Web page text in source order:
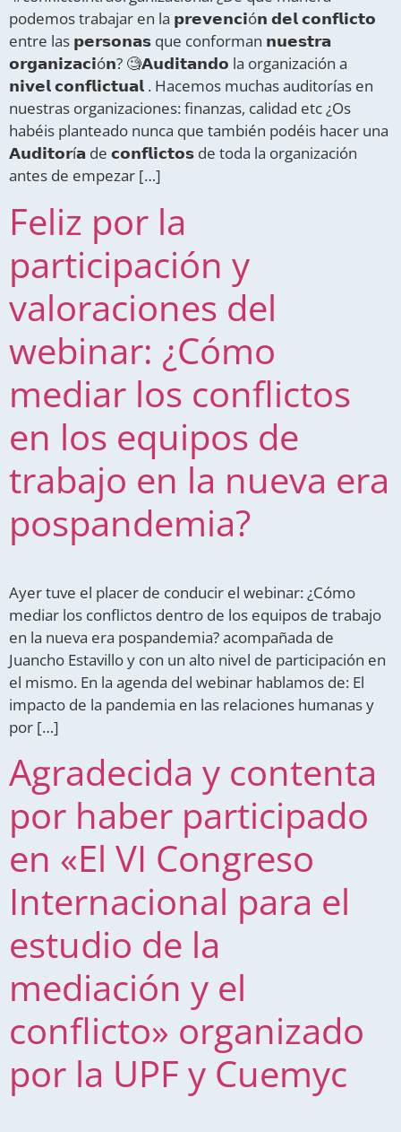
podemos trabajar en la 𝗽𝗿𝗲𝘃𝗲𝗻𝗰𝗶ó𝗻 𝗱𝗲𝗹 𝗰𝗼𝗻𝗳𝗹𝗶𝗰𝘁𝗼
entre las 𝗽𝗲𝗿𝘀𝗼𝗻𝗮𝘀 que conforman 𝗻𝘂𝗲𝘀𝘁𝗿𝗮
𝗼𝗿𝗴𝗮𝗻𝗶𝘇𝗮𝗰𝗶ó𝗻? 🧐𝗔𝘂𝗱𝗶𝘁𝗮𝗻𝗱𝗼 la organización a
𝗻𝗶𝘃𝗲𝗹 𝗰𝗼𝗻𝗳𝗹𝗶𝗰𝘁𝘂𝗮𝗹 . Hacemos muchas auditorías en
nuestras organizaciones: finanzas, calidad etc ¿Os
habéis planteado nunca que también podéis hacer una
𝗔𝘂𝗱𝗶𝘁𝗼𝗿í𝗮 de 𝗰𝗼𝗻𝗳𝗹𝗶𝗰𝘁𝗼𝘀 de toda la organización
antes de empezar […]
Feliz por la
participación y
valoraciones del
webinar: ¿Cómo
mediar los conflictos
en los equipos de
trabajo en la nueva era
pospandemia?
Ayer tuve el placer de conducir el webinar: ¿Cómo
mediar los conflictos dentro de los equipos de trabajo
en la nueva era pospandemia? acompañada de
Juancho Estavillo y con un alto nivel de participación en
el mismo. En la agenda del webinar hablamos de: El
impacto de la pandemia en las relaciones humanas y
por […]
Agradecida y contenta
por haber participado
en «El VI Congreso
Internacional para el
estudio de la
mediación y el
conflicto» organizado
por la UPF y Cuemyc